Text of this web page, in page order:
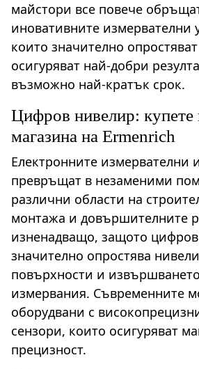
майстори все повече
иновативните измервателни
които значително
осигуряват най-добри
възможно най-кратък срок.
Цифров нивелир: купете
магазина на Ermenrich
Електронните измервателни
превръщат в незаменими
различни области на
монтажа и довършителните
изненадващо, защото
значително опростява
повърхности и
измервания. Съвременните
оборудвани с
сензори, които осигуряват
прецизност.